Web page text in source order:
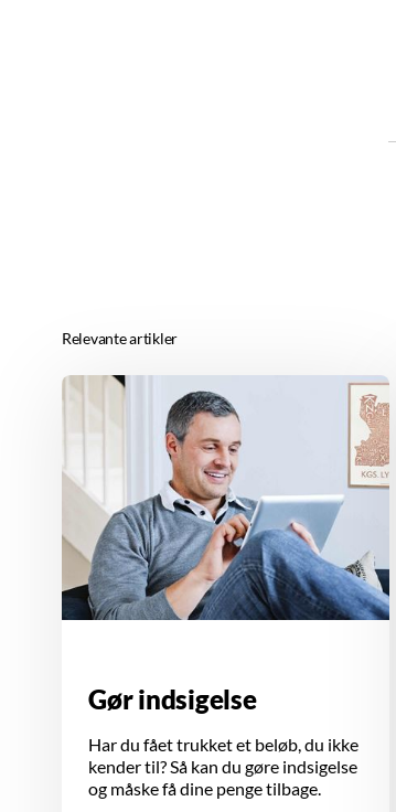
Relevante artikler
Gør indsigelse
Har du fået trukket et beløb, du ikke
kender til? Så kan du gøre indsigelse
og måske få dine penge tilbage.